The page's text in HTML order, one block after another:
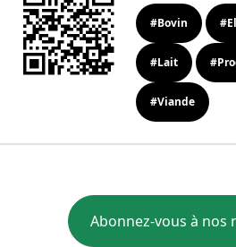
#Bovin
#Lait
#Viande
Abonnez-vous à nos